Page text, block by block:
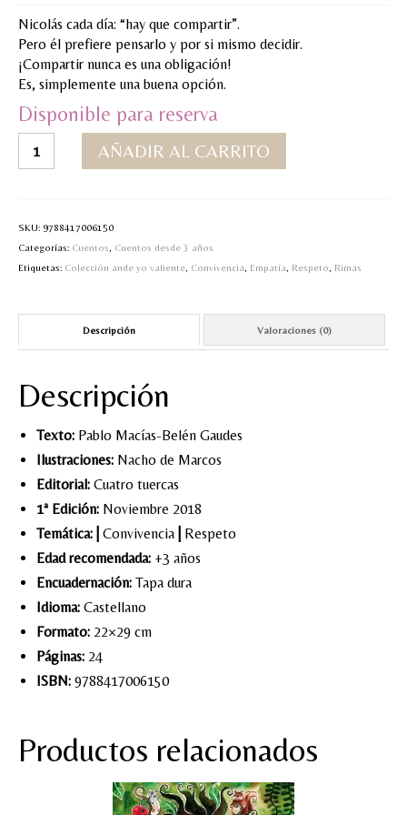
MI CUENTA
Valoraciones y opiniones de TejiendoLEE un
cuento
Nicolás cada día: “hay que compartir”.
Pero él prefiere pensarlo y por si mismo decidir.
¡Compartir nunca es una obligación!
Es, simplemente una buena opción.
Disponible para reserva
comparte
arte
cantidad
AÑADIR AL CARRITO
SKU: 9788417006150
Categorías: Cuentos
Cuentos desde 3 años
Etiquetas: Colección ande yo valiente Convivencia Empatía Respeto Rimas
Descripción Valoraciones (0)
Descripción
Texto: Pablo Macías-Belén Gaudes
Ilustraciones: Nacho de Marcos
Editorial: Cuatro tuercas
1ª Edición: Noviembre 2018
Temática: Convivencia
Respeto
Edad recomendada: +3 años
Encuadernación: Tapa dura
Idioma: Castellano
Formato: 22×29 cm
Páginas: 24
ISBN: 9788417006150
Productos relacionados